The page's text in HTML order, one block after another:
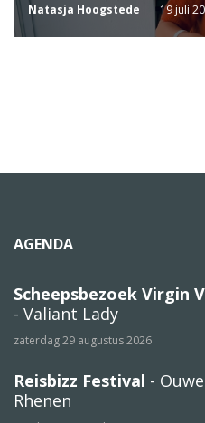
Natasja Hoogstede 19 juli
AGENDA
Scheepsbezoek Virgin
- Valiant Lady
zaterdag 29 augustus 2026
Reisbizz Festival -
Rhenen